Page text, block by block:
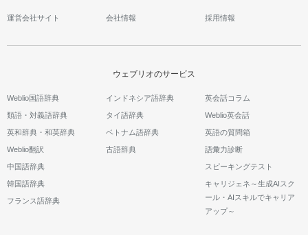
運営会社サイト 会社情報 採用情報
ウェブリオのサービス
Weblio国語辞典
類語・対義語辞典
英和辞典・和英辞典
Weblio翻訳
中国語辞典
韓国語辞典
フランス語辞典
インドネシア語辞典
タイ語辞典
ベトナム語辞典
古語辞典
英会話コラム
Weblio英会話
英語の質問箱
語彙力診断
スピーキングテスト
キャリジェネ～生成AIスク
ール・AIスキルでキャリア
アップ～